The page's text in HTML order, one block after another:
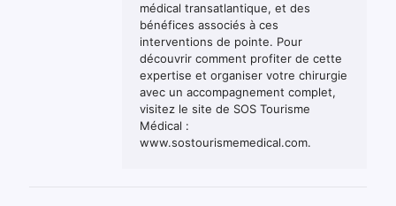
médical transatlantique, et des
bénéfices associés à ces
interventions de pointe. Pour
découvrir comment profiter de cette
expertise et organiser votre chirurgie
avec un accompagnement complet,
visitez le site de SOS Tourisme
Médical :
www.sostourismemedical.com.